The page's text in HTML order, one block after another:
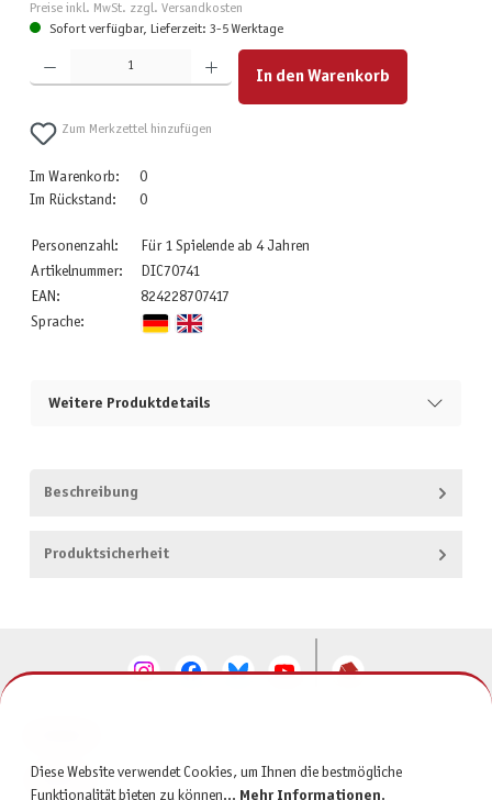
Preise inkl. MwSt. zzgl. Versandkosten
Sofort verfügbar, Lieferzeit: 3-5 Werktage
Produkt Anzahl: Gib den gewünschten Wert ein oder benutze die Schaltflächen um die Anzahl zu
In den Warenkorb
Zum Merkzettel hinzufügen
Im Warenkorb:
0
Im Rückstand:
0
Personenzahl:
Für 1 Spielende ab 4 Jahren
Artikelnummer:
DIC70741
EAN:
824228707417
Sprache:
Weitere Produktdetails
Beschreibung
Produktsicherheit
SERVICE
Diese Website verwendet Cookies, um Ihnen die bestmögliche
Funktionalität bieten zu können... Mehr Informationen.